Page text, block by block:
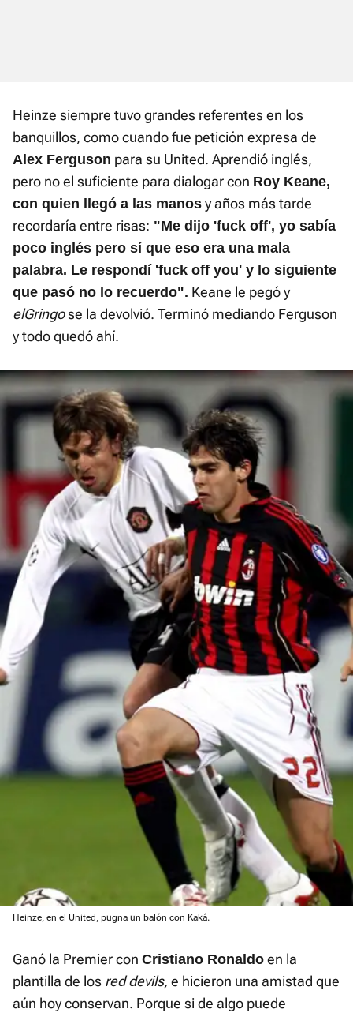
Heinze siempre tuvo grandes referentes en los
banquillos, como cuando fue petición expresa de
Alex Ferguson para su United. Aprendió inglés,
pero no el suficiente para dialogar con Roy Keane,
con quien llegó a las manos y años más tarde
recordaría entre risas: "Me dijo 'fuck off', yo sabía
poco inglés pero sí que eso era una mala
palabra. Le respondí 'fuck off you' y lo siguiente
que pasó no lo recuerdo". Keane le pegó y
elGringose la devolvió. Terminó mediando Ferguson
y todo quedó ahí.
Heinze, en el United, pugna un balón con Kaká.
Ganó la Premier con Cristiano Ronaldo en la
plantilla de los red devils, e hicieron una amistad que
aún hoy conservan. Porque si de algo puede